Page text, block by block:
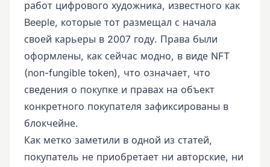
работ цифрового художника, известного как
Beeple, которые тот размещал с начала
своей карьеры в 2007 году. Права были
оформлены, как сейчас модно, в виде NFT
(non-fungible token), что означает, что
сведения о покупке и правах на объект
конкретного покупателя зафиксированы в
блокчейне.
Как метко заметили в одной из статей,
покупатель не приобретает ни авторские, ни